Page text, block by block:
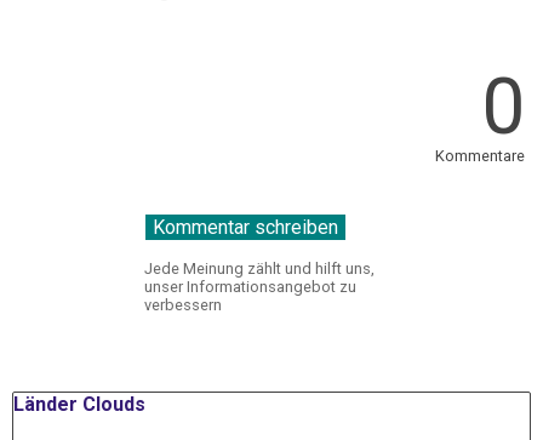
0
Kommentare
Jede Meinung zählt und hilft uns,
unser Informationsangebot zu
verbessern
Block überspringen Länder Clouds
Länder Clouds